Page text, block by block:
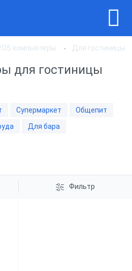
компьютеры Для гостиницы
для гостиницы
Супермаркет
Общепит
Для бара
Фильтр